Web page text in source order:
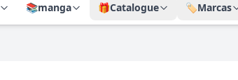
📚manga 🎁Catalogue 🏷️Marcas